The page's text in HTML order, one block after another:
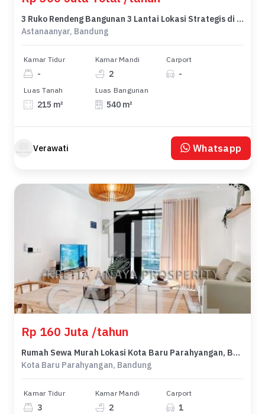
3 Ruko Rendeng Bangunan 3 Lantai Lokasi Strategis di Astanaanyar Kota Bandung Cocok untuk Usahamu
Astanaanyar, Bandung
Kamar Tidur
-
Kamar Mandi
2
Carport
-
Luas Tanah
215 m²
Luas Bangunan
540 m²
Verawati Whatsapp
Rp 160 Juta /tahun
Rumah Sewa Murah Lokasi Kota Baru Parahyangan, Bandung, LB 150m²
Kota Baru Parahyangan, Bandung
Kamar Tidur
3
Kamar Mandi
2
Carport
1